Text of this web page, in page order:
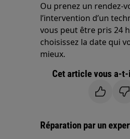
Ou prenez un rendez-
l’intervention d’un
vous peut être pris 24
choisissez la date qui
mieux.
Cet article vous a-
Réparation par un